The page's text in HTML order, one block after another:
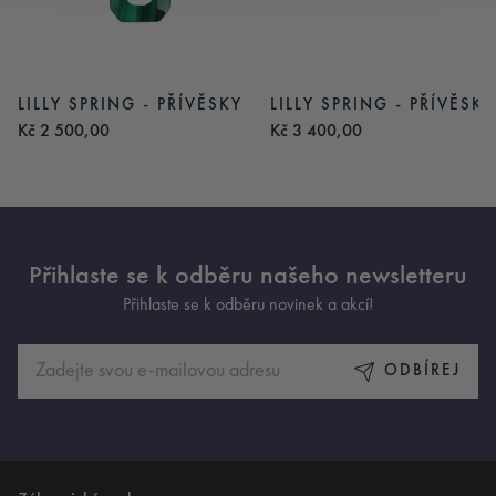
LILLY SPRING - PŘÍVĚSKY
Kč 2 500,00
LILLY SPRING - PŘÍVĚSKY
Kč 3 400,00
Přihlaste se k odběru našeho newsletteru
Přihlaste se k odběru novinek a akcí!
ODBÍREJ